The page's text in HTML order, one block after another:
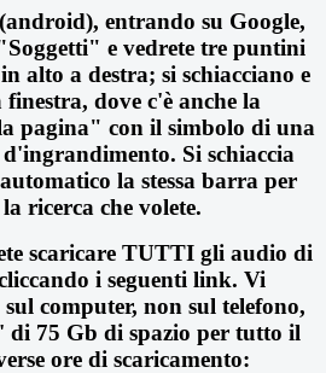
entrando su Google,
e vedrete tre puntini
alto a destra; si schiacciano e
finestra, dove c'è anche la
pagina" con il simbolo di una
Si schiaccia
la stessa barra per
ricerca che volete.
scaricare TUTTI gli audio di
i seguenti link. Vi
computer, non sul telefono,
di 75 Gb di spazio per tutto il
ore di scaricamento: